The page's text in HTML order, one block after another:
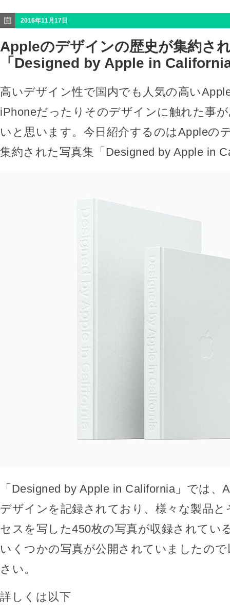
2016年11月17日
Appleのデザインの歴史が集約さ
「Designed by Apple in
高いデザイン性で国内でも人気の高い
iPhoneだったりそのデザインに触れた事
いと思います。今日紹介するのはAppleの
集約された写真集「Designed by Apple in
「Designed by Apple in California」では、
デザインを記録されており、様々な製品
セスを写した450枚の写真が収録されてい
いくつかの写真が公開されていましたの
さい。
詳しくは以下